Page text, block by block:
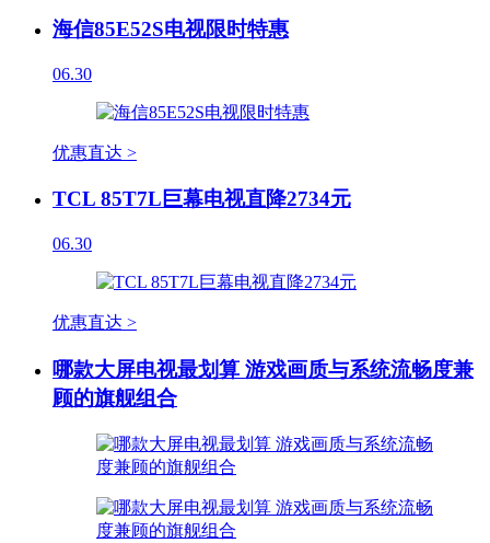
海信85E52S电视限时特惠
06.30
优惠直达 >
TCL 85T7L巨幕电视直降2734元
06.30
优惠直达 >
哪款大屏电视最划算 游戏画质与系统流畅度兼
顾的旗舰组合